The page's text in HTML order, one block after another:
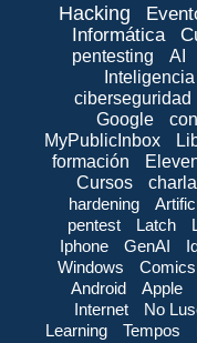
Hacking
Informática
pentesting AI
ciberseguridad
Google
MyPublicInbox
formación
Cursos
hardening
pentest
Latch
Iphone
GenAI
Windows
Comics
Android
Apple
Internet
No
Learning
Tempos